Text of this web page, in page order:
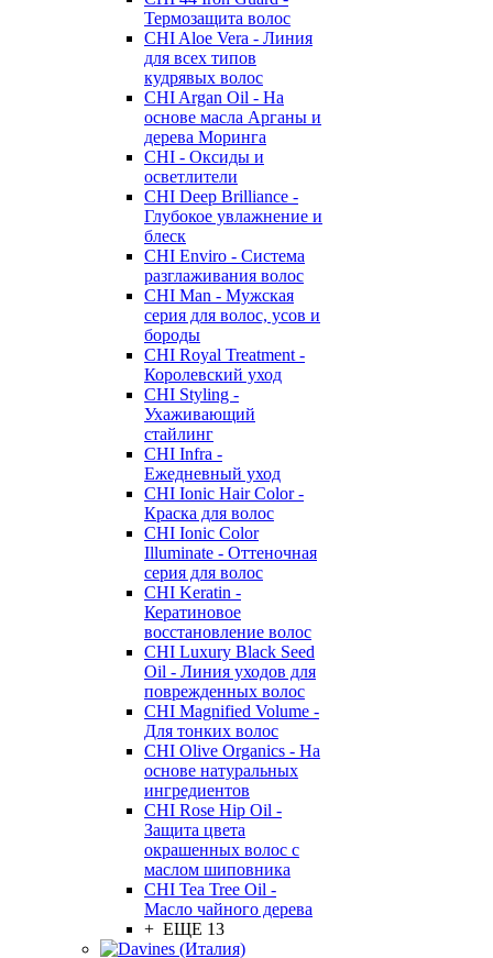
Термозащита волос
CHI Aloe Vera - Линия
для всех типов
кудрявых волос
CHI Argan Oil - На
основе масла Арганы и
дерева Моринга
CHI - Оксиды и
осветлители
CHI Deep Brilliance -
Глубокое увлажнение и
блеск
CHI Enviro - Система
разглаживания волос
CHI Man - Мужская
серия для волос, усов и
бороды
CHI Royal Treatment -
Королевский уход
CHI Styling -
Ухаживающий
стайлинг
CHI Infra -
Ежедневный уход
CHI Ionic Hair Color -
Краска для волос
CHI Ionic Color
Illuminate - Оттеночная
серия для волос
CHI Keratin -
Кератиновое
восстановление волос
CHI Luxury Black Seed
Oil - Линия уходов для
поврежденных волос
CHI Magnified Volume -
Для тонких волос
CHI Olive Organics - На
основе натуральных
ингредиентов
CHI Rose Hip Oil -
Защита цвета
окрашенных волос с
маслом шиповника
CHI Tea Tree Oil -
Масло чайного дерева
+ ЕЩЕ 13